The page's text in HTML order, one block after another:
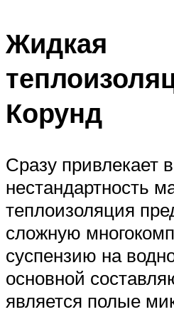
Жидкая
Корунд
Сразу привлекает
нестандартность
теплоизоляция
сложную
суспензию на
основной
является полые